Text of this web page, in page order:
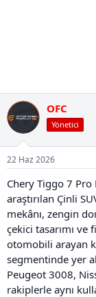
OFC
Yönetici
22 Haz 2026
Chery Tiggo 7 Pro
araştırılan Çinli
mekânı, zengin
çekici tasarımı
otomobili arayan
segmentinde yer
Peugeot 3008,
rakiplerle aynı